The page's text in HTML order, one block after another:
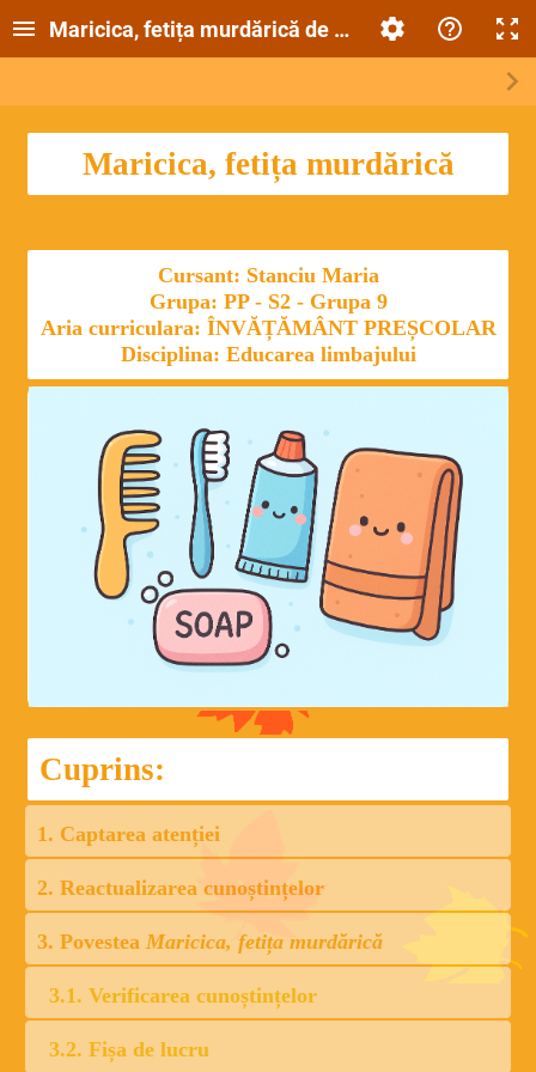
Maricica, fetița murdărică de L. Vlădescu -
Maricica, fetița murdărică
Cursant: Stanciu Maria
Grupa: PP - S2 - Grupa 9
Aria curriculara: ÎNVĂȚĂMÂNT PREȘCOLAR
Disciplina: Educarea limbajului
Cuprins:
1. Captarea atenției
2. Reactualizarea cunoștințelor
3. Povestea Maricica, fetița murdărică
3.1. Verificarea cunoștințelor
3.2. Fișa de lucru